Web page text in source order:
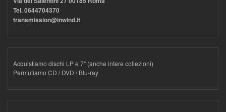
Tel. 0644704370
transmission@inwind.it
Acquistiamo dischi LP e 7" (anche intere collezioni)
Permutiamo CD / DVD / Blu-ray